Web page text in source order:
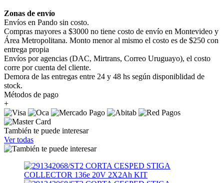
Zonas de envío
Envíos en Pando sin costo.
Compras mayores a $3000 no tiene costo de envío en Montevideo y
Área Metropolitana. Monto menor al mismo el costo es de $250 con
entrega propia
Envíos por agencias (DAC, Mirtrans, Correo Uruguayo), el costo
corre por cuenta del cliente.
Demora de las entregas entre 24 y 48 hs según disponiblidad de
stock.
Métodos de pago
+
También te puede interesar
Ver todas